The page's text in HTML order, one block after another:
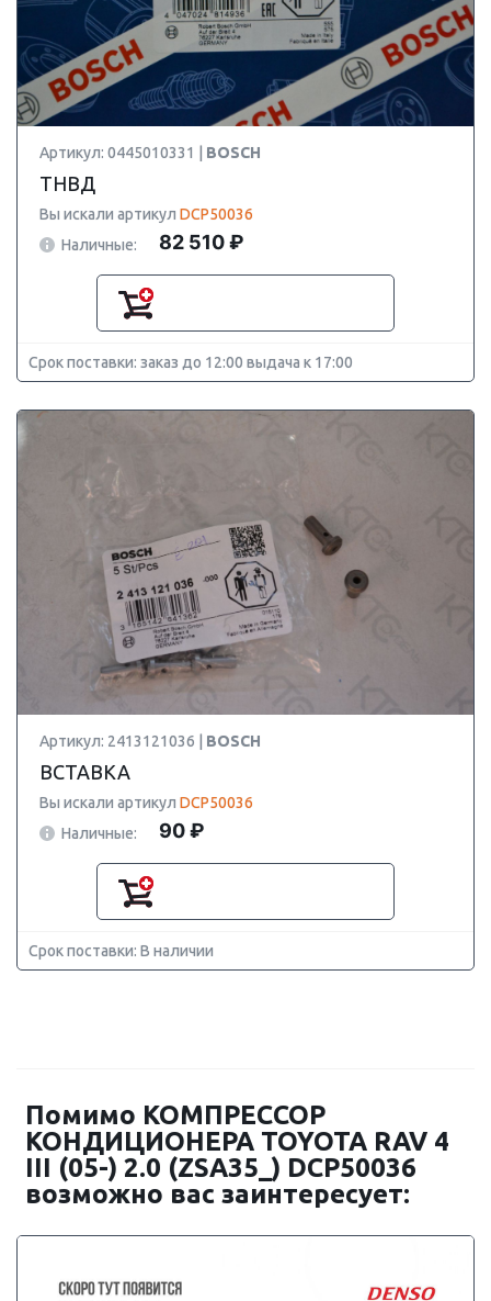
Артикул: 0445010331 | BOSCH
ТНВД
Вы искали артикул DCP50036
Наличные:
82 510 ₽
Срок поставки: заказ до 12:00 выдача к 17:00
Артикул: 2413121036 | BOSCH
ВСТАВКА
Вы искали артикул DCP50036
Наличные:
90 ₽
Срок поставки: В наличии
Помимо КОМПРЕССОР
КОНДИЦИОНЕРА TOYOTA RAV 4
III (05-) 2.0 (ZSA35_) DCP50036
возможно вас заинтересует: